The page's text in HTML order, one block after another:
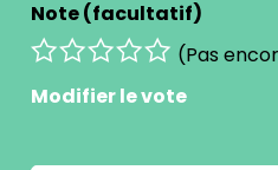
Note (facultatif)
(Pas
Modifier le vote